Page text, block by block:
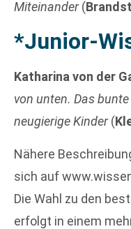
Miteinander(
*Junior-
Katharina von der
von unten. Das
neugierige Kinder(
Nähere
sich auf
Die Wahl zu den
erfolgt in einem